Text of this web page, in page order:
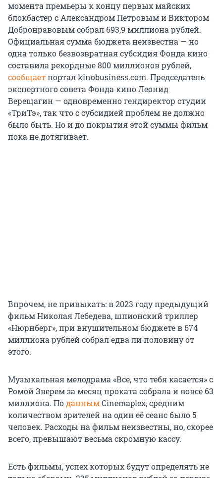
момента премьеры к концу первых майских
блокбастер с Александром Петровым и Виктором
Добронравовым собрал 693,9 миллиона рублей.
Официальная сумма бюджета неизвестна — но
одна только безвозвратная субсидия Фонда кино
составила рекордные 800 миллионов рублей,
сообщаетпортал kinobusiness.com. Председатель
экспертного совета Фонда кино Леонид
Верещагин — одновременно гендиректор студии
«ТриТэ», так что с субсидией проблем не должно
было быть. Но и до покрытия этой суммы фильм
пока не дотягивает.
Впрочем, не привыкать: в 2023 году предыдущий
фильм Николая Лебедева, шпионский триллер
«Нюрнберг», при внушительном бюджете в 674
миллиона рублей собрал едва ли половину от
этого.
Музыкальная мелодрама «Все, что тебя касается» с
Ромой Зверем за месяц проката собрала и вовсе 63
миллиона. ПоданнымCinemaplex, средним
количеством зрителей на один её сеанс было 5
человек. Расходы на фильм неизвестны, но, скорее
всего, превышают весьма скромную кассу.
Есть фильмы, успех которых будут определять не